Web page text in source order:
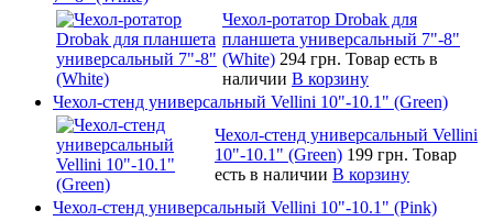
Чехол-ротатор Drobak для
планшета универсальный 7"-8"
(White) 294 грн. Товар есть в
наличии В корзину
Чехол-стенд универсальный Vellini 10"-10.1" (Green)
Чехол-стенд универсальный Vellini
10"-10.1" (Green) 199 грн. Товар
есть в наличии В корзину
Чехол-стенд универсальный Vellini 10"-10.1" (Pink)